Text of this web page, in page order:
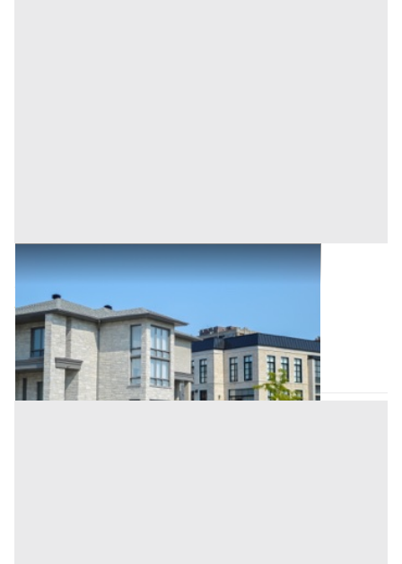
Abitazione di Tipo Civile all'asta a Padova
Selvazzano Dentro (Padova)
86.250 € 115.000 €
Codice asta:67aeb8de
Asta chiusa